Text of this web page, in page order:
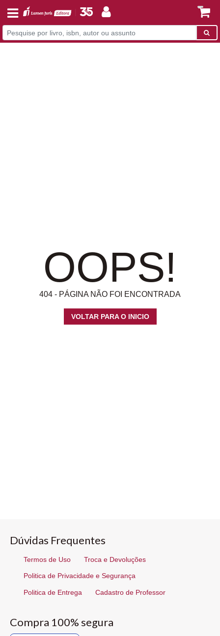
OOPS!
404 - PÁGINA NÃO FOI ENCONTRADA
VOLTAR PARA O INICIO
Dúvidas Frequentes
Termos de Uso Troca e Devoluções
Politica de Privacidade e Segurança
Politica de Entrega Cadastro de Professor
Compra 100% segura